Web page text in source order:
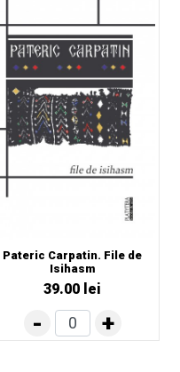
Pateric Carpatin. File de
Isihasm
39.00 lei